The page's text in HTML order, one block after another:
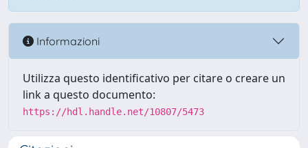
Informazioni
Utilizza questo identificativo per citare o creare un
link a questo documento:
https://hdl.handle.net/10807/5473